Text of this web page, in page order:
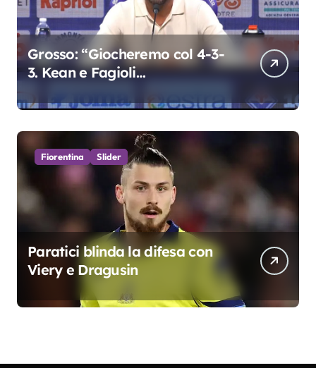
Grosso: “Giocheremo col 4-3-
3. Kean e Fagioli
colpo”
Fiorentina Slider
Paratici blinda la difesa con
Viery e Dragusin